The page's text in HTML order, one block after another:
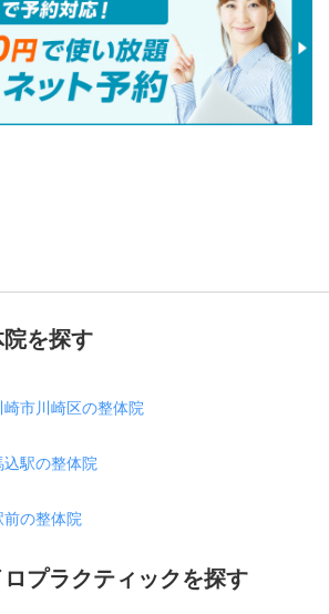
を探す
崎市川崎区の整体院
込駅の整体院
前の整体院
プラクティックを探す